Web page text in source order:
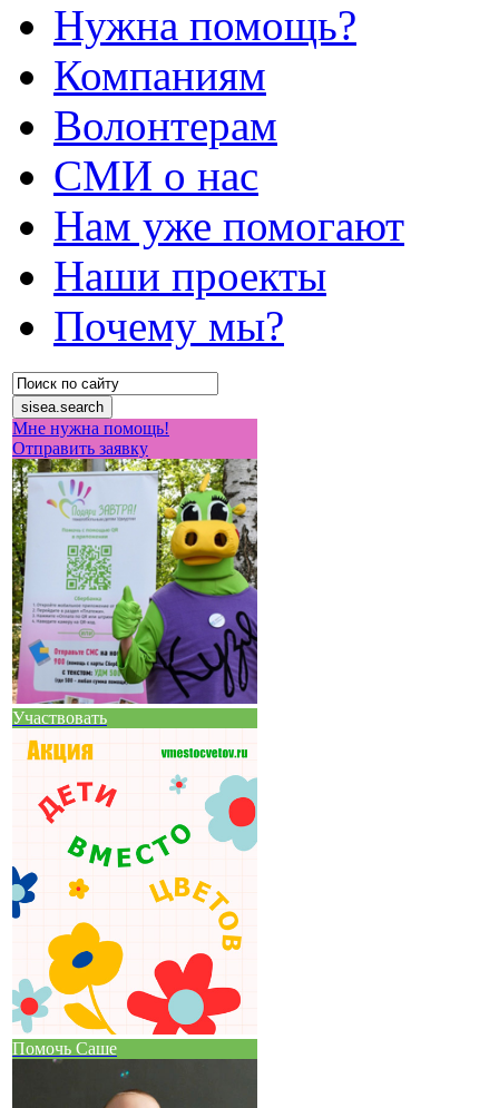
Нужна помощь?
Компаниям
Волонтерам
СМИ о нас
Нам уже помогают
Наши проекты
Почему мы?
Мне нужна помощь!
Отправить заявку
Участвовать
Помочь Саше